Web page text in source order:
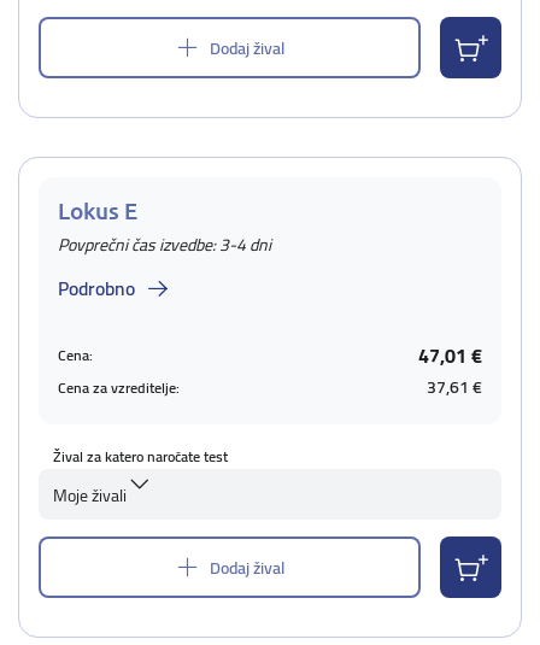
Dodaj žival
Lokus E
Povprečni čas izvedbe: 3-4 dni
Podrobno
Cena: 47,01 €
Cena za vzreditelje: 37,61 €
Žival za katero naročate test
Moje živali
Dodaj žival